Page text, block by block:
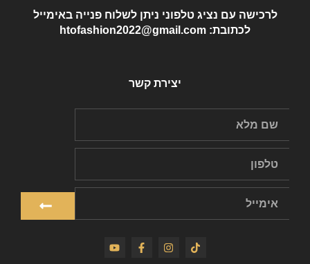
לרכישה עם נציג טלפוני ניתן לשלוח פנייה באימייל
לכתובת: htofashion2022@gmail.com
יצירת קשר